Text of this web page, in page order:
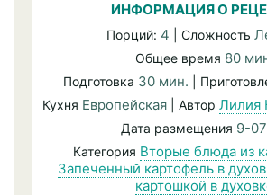
ИНФОРМАЦИЯ О
Порций: 4 | Сложность
Общее время 80
Подготовка 30 мин. |
Кухня Европейская| Автор Лилия
Дата размещения 9-
Категория Вторые блюда из
Запеченный картофель в
картошкой в